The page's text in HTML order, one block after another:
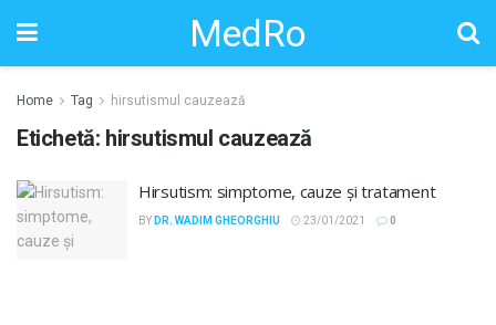
MedRo
Home Tag hirsutismul cauzează
Etichetă: hirsutismul cauzează
Hirsutism: simptome, cauze și tratament
BY DR. WADIM GHEORGHIU 23/01/2021 0